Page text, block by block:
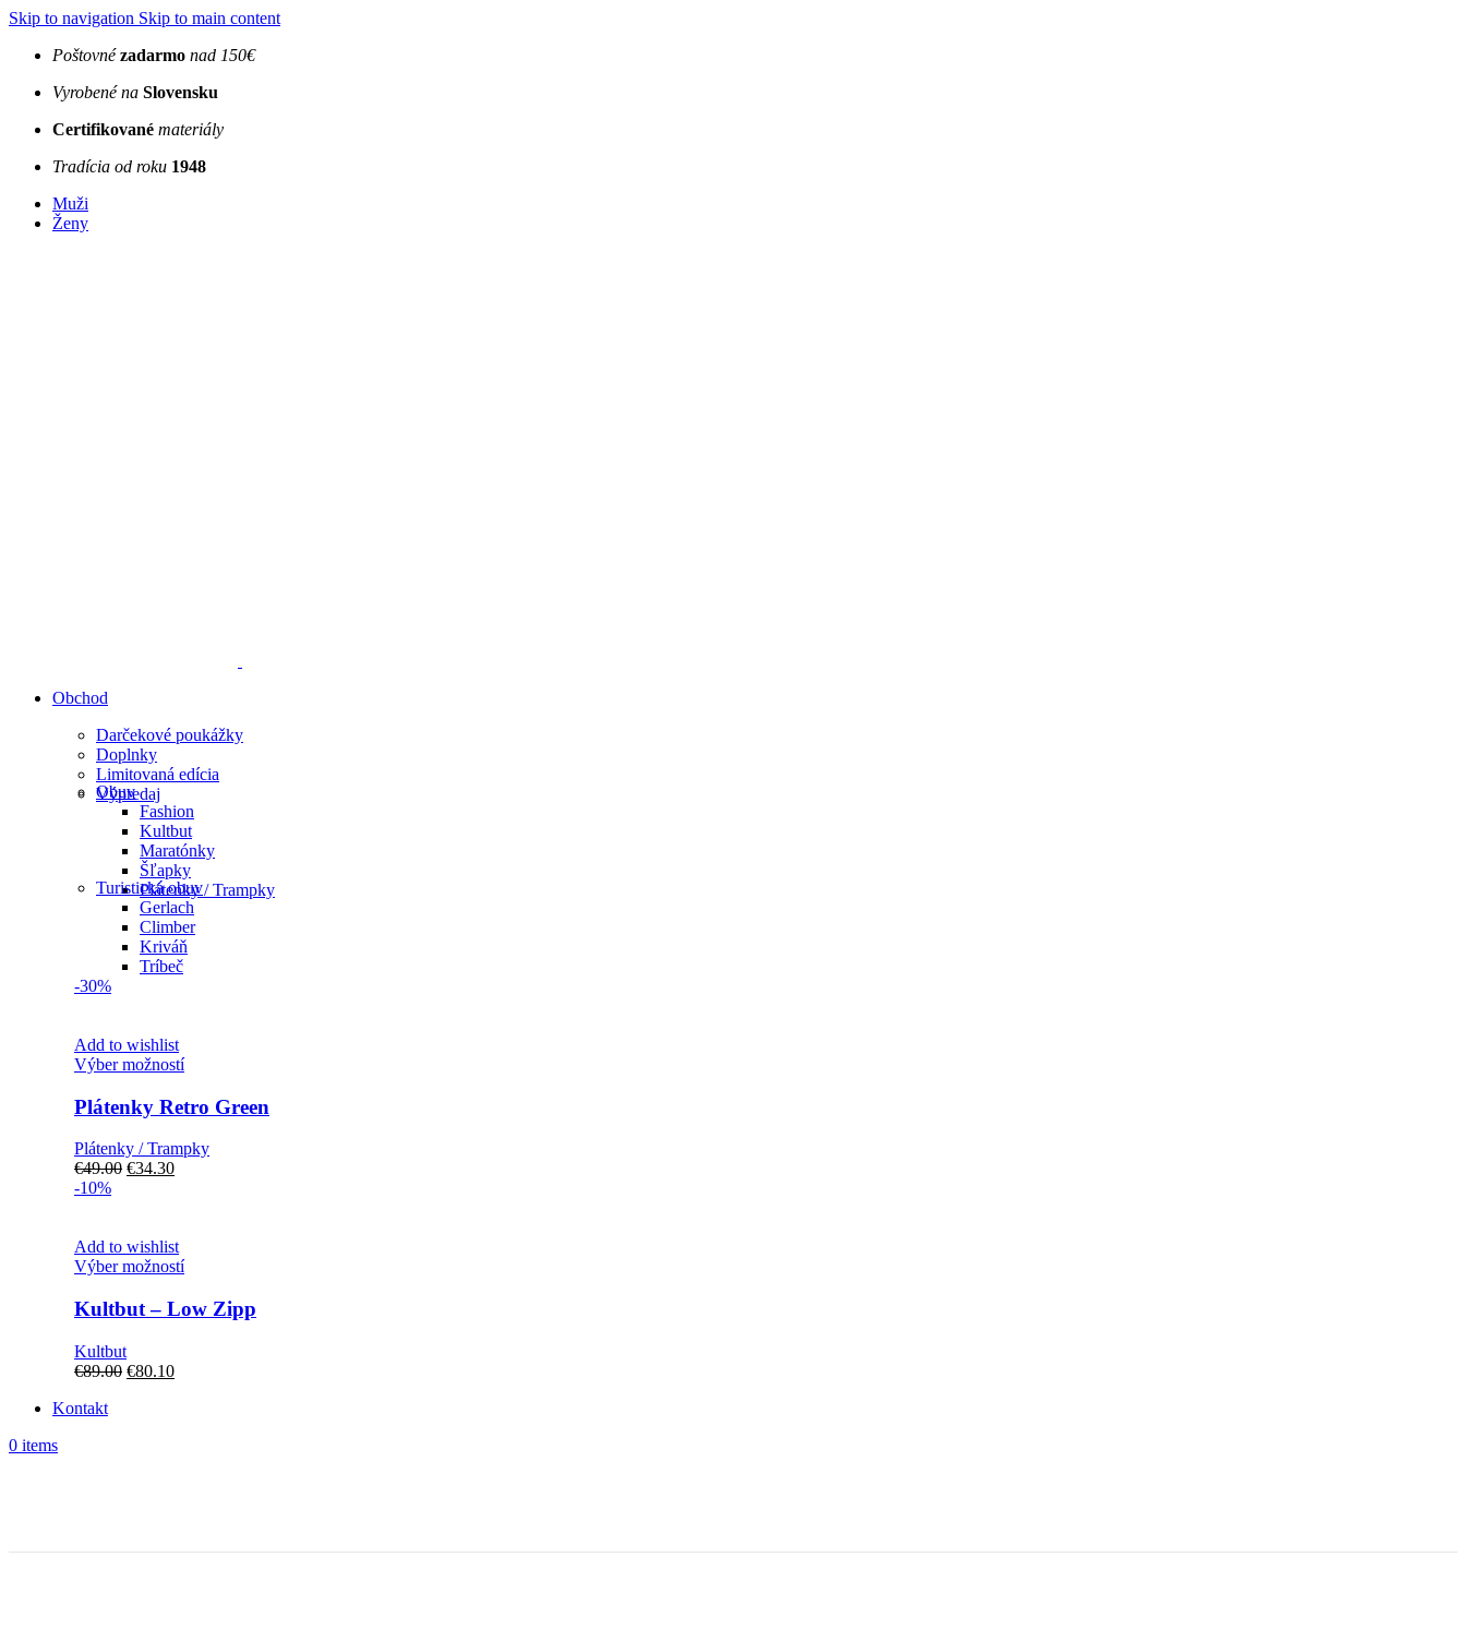
Skip to navigation Skip to main content
Poštovnézadarmo nad 150€
Vyrobené na Slovensku
Certifikované materiály
Tradícia od roku 1948
Muži
Ženy
Obchod
Darčekové poukážky
Doplnky
Limitovaná edícia
Výpredaj
Obuv
Fashion
Kultbut
Maratónky
Šľapky
Plátenky / Trampky
Turistická obuv
Gerlach
Climber
Kriváň
Tríbeč
-30%
Add to wishlist
Výber možnostíTento
má
viacero
variantov.
Možnosti
stránke
produktu.
Plátenky Retro Green
Plátenky / Trampky
€49.00 Pôvodná
€34.30Aktuálna
-10%
Add to wishlist
Výber možnostíTento
má
viacero
Kultbut – Low Zipp
Kultbut
€89.00 Pôvodná
€80.10Aktuálna
Kontakt
0 items